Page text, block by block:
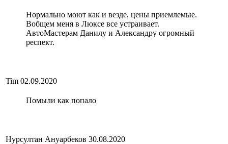
Нормально моют как и везде, цены приемлемые.
Вобщем меня в Люксе все устраивает.
АвтоМастерам Данилу и Александру огромный
респект.
Tim 02.09.2020
Помыли как попало
Нурсултан Ануарбеков 30.08.2020